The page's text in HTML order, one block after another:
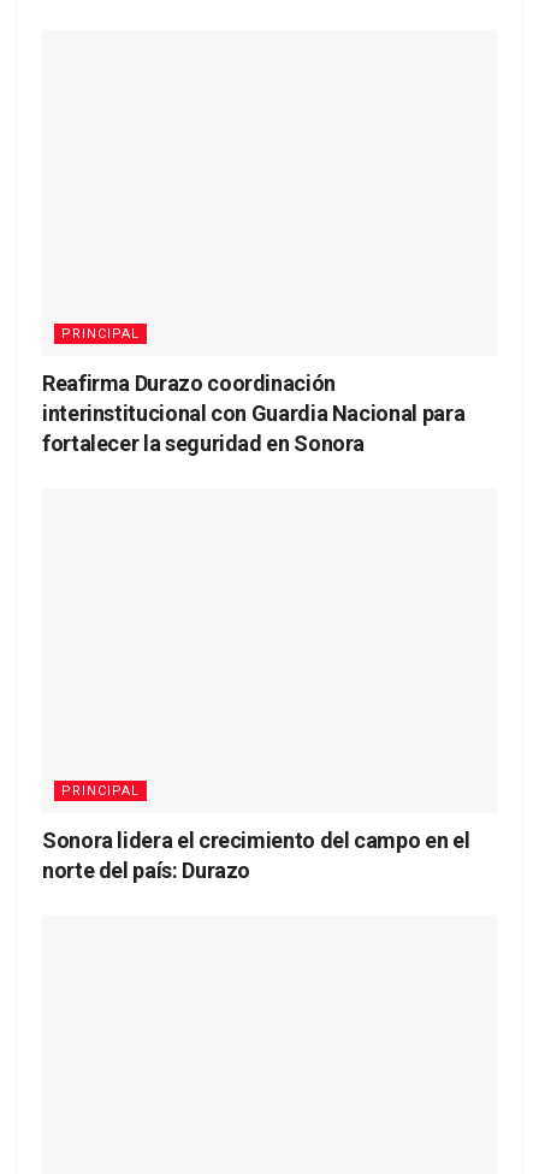
PRINCIPAL
Reafirma Durazo coordinación
interinstitucional con Guardia Nacional para
fortalecer la seguridad en Sonora
PRINCIPAL
Sonora lidera el crecimiento del campo en el
norte del país: Durazo